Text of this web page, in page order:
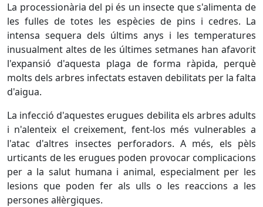
La processionària del pi és un insecte que s'alimenta de
les fulles de totes les espècies de pins i cedres. La
intensa sequera dels últims anys i les temperatures
inusualment altes de les últimes setmanes han afavorit
l'expansió d'aquesta plaga de forma ràpida, perquè
molts dels arbres infectats estaven debilitats per la falta
d'aigua.
La infecció d'aquestes erugues debilita els arbres adults
i n'alenteix el creixement, fent-los més vulnerables a
l'atac d'altres insectes perforadors. A més, els pèls
urticants de les erugues poden provocar complicacions
per a la salut humana i animal, especialment per les
lesions que poden fer als ulls o les reaccions a les
persones al·lèrgiques.